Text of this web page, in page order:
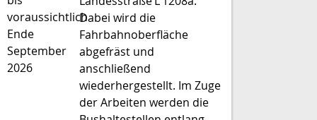
voraussichtlich
Ende
September
2026
Dabei wird die
Fahrbahnoberfläche
abgefräst und
anschließend
wiederhergestellt. Im Zuge
der Arbeiten werden die